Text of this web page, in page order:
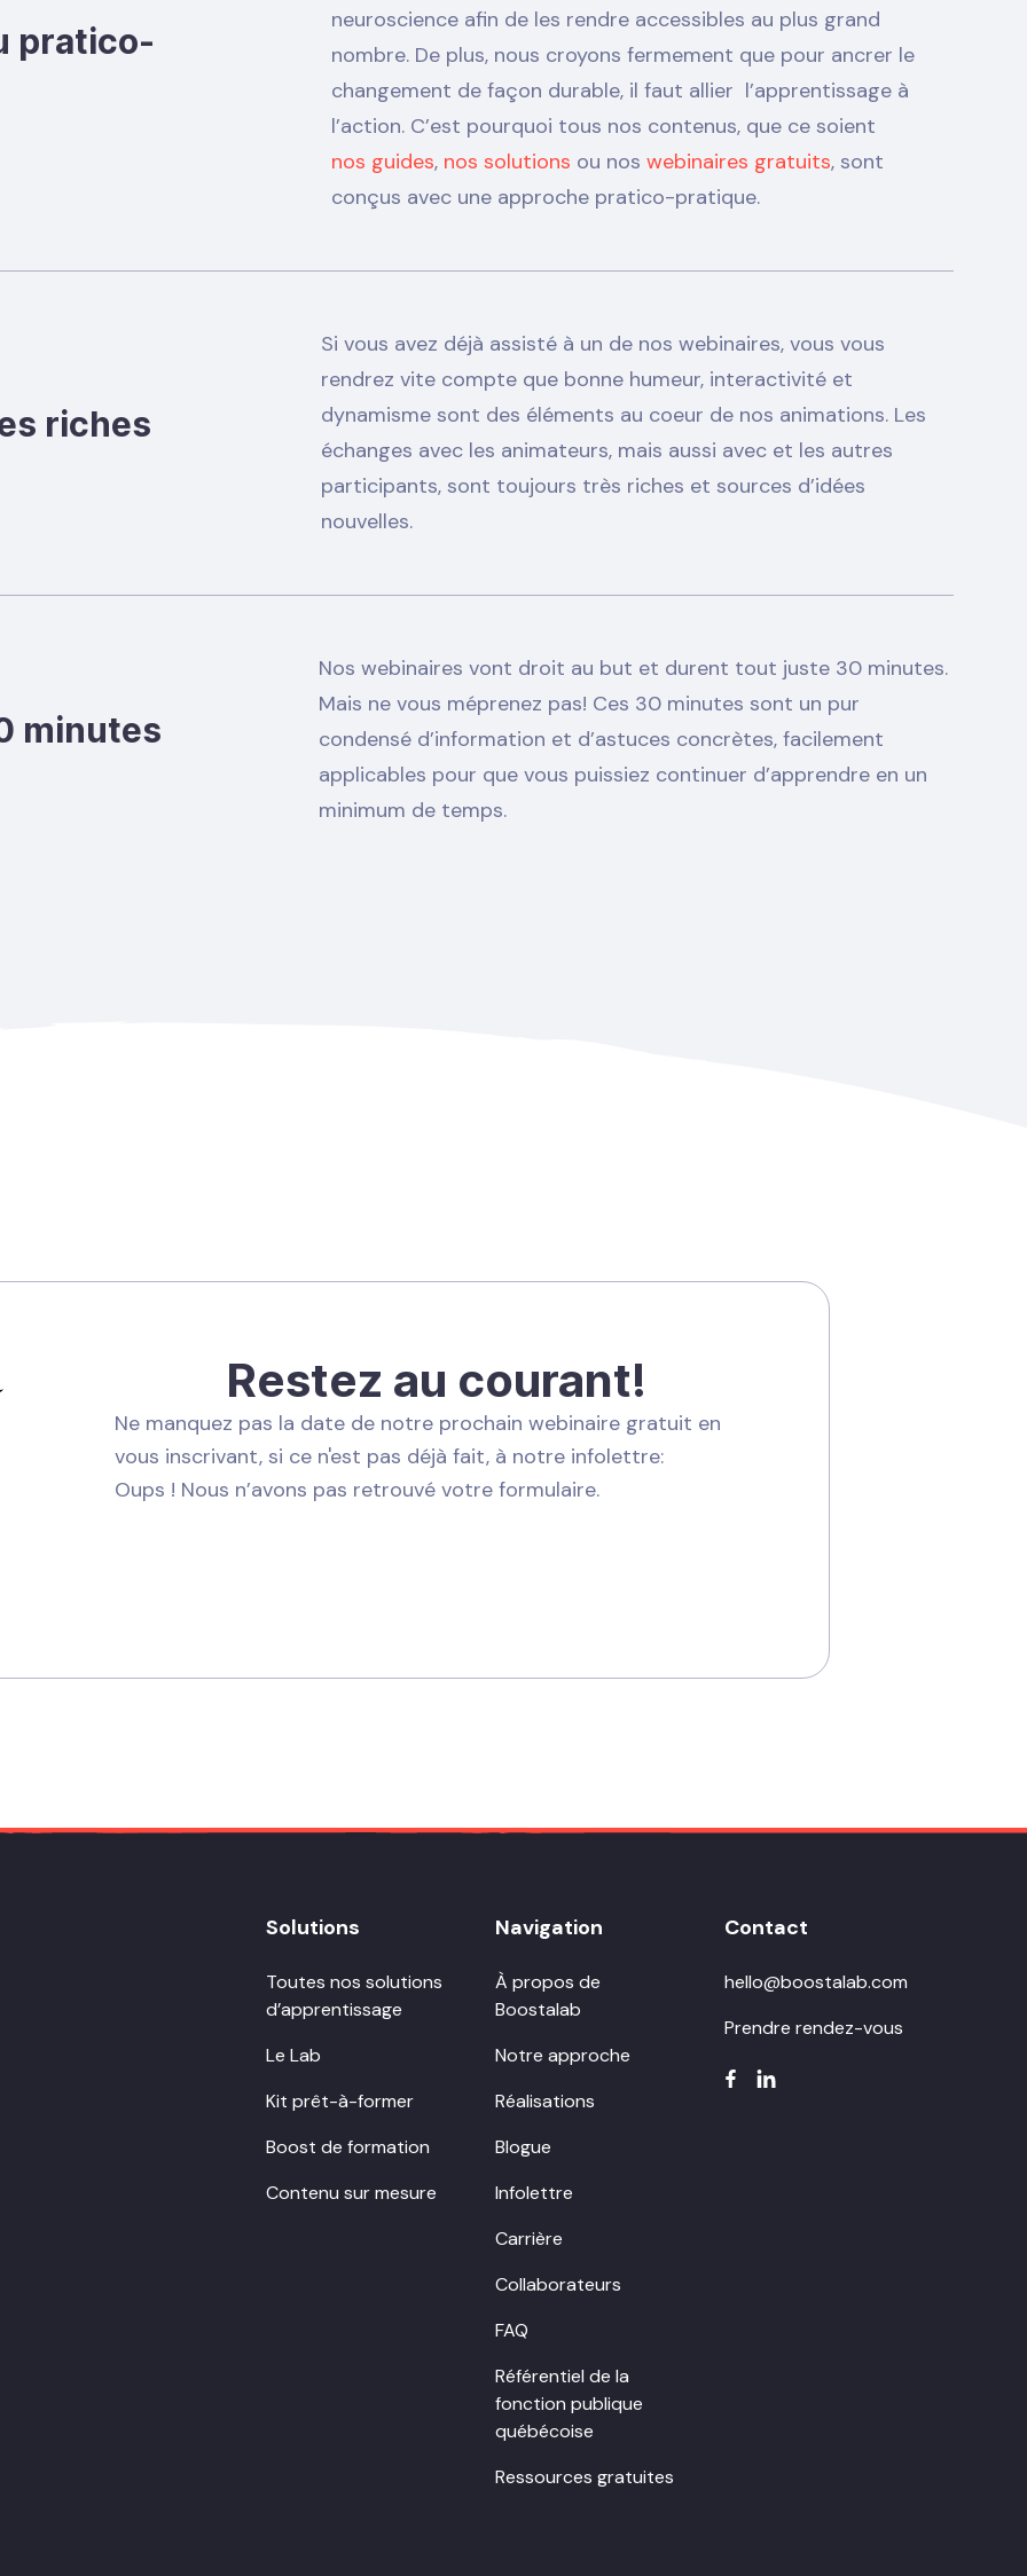
pratico-
neuroscience afin de les rendre accessibles au plus grand
nombre. De plus, nous croyons fermement que pour ancrer le
changement de façon durable, il faut allier l’apprentissage à
l’action. C’est pourquoi tous nos contenus, que ce soient
nos guides, nos solutions ou noswebinaires gratuits, sont
conçus avec une approche pratico-pratique.
riches
Si vous avez déjà assisté à un de nos webinaires, vous vous
rendrez vite compte que bonne humeur, interactivité et
dynamisme sont des éléments au coeur de nos animations. Les
échanges avec les animateurs, mais aussi avec et les autres
participants, sont toujours très riches et sources d’idées
nouvelles.
minutes
Nos webinaires vont droit au but et durent tout juste 30 minutes.
Mais ne vous méprenez pas! Ces 30 minutes sont un pur
condensé d’information et d’astuces concrètes, facilement
applicables pour que vous puissiez continuer d’apprendre en un
minimum de temps.
Restez au courant!
Ne manquez pas la date de notre prochain webinaire gratuit en
vous inscrivant, si ce n'est pas déjà fait, à notre infolettre:
Oups ! Nous n’avons pas retrouvé votre formulaire.
Solutions
Toutes nos solutions
d’apprentissage
Le Lab
Kit prêt-à-former
Boost de formation
Contenu sur mesure
Navigation
À propos de
Boostalab
Notre approche
Réalisations
Blogue
Infolettre
Carrière
Collaborateurs
FAQ
Référentiel de la
fonction publique
québécoise
Ressources gratuites
Contact
hello@boostalab.com
Prendre rendez-vous